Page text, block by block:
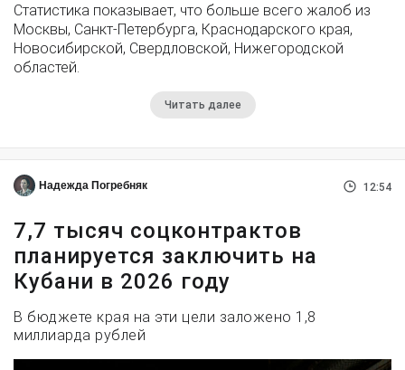
Статистика показывает, что больше всего жалоб из
Москвы, Санкт-Петербурга, Краснодарского края,
Новосибирской, Свердловской, Нижегородской
областей.
Читать далее
Надежда Погребняк 12:54
7,7 тысяч соцконтрактов
планируется заключить на
Кубани в 2026 году
В бюджете края на эти цели заложено 1,8
миллиарда рублей